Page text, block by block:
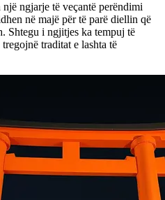
ngjarje të veçantë perëndimi
në majë për të parë diellin që
Shtegu i ngjitjes ka tempuj të
traditat e lashta të